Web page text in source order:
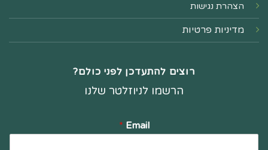
הצהרת נגישות
מדיניות פרטיות
רוצים להתעדכן לפני כולם?
הרשמו לניוזלטר שלנו
Email
*